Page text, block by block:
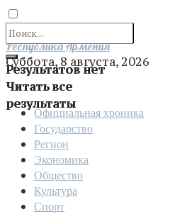
Результатов нет
Читать все
результаты
Отправить
Республика Армения
Суббота, 8 августа, 2026
Официальная хроника
Государство
Регион
Экономика
Общество
Культура
Спорт